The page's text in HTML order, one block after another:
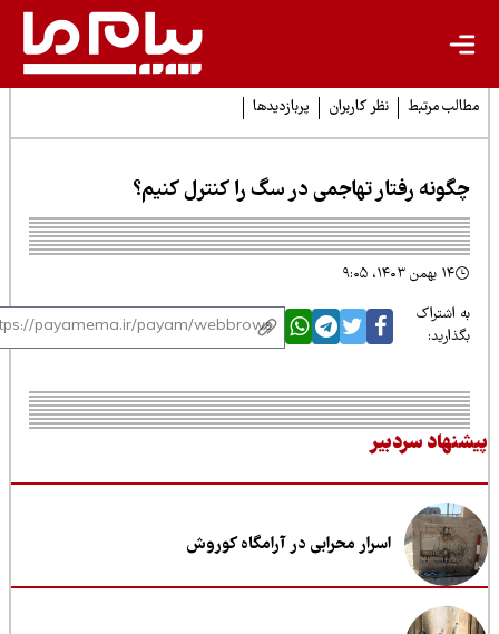
مرتبط نظر کاربران پربازدیدها
رفتار تهاجمی در سگ را کنترل کنیم؟
اشتراک
سردبیر
اسرار محرابی در آرامگاه کوروش